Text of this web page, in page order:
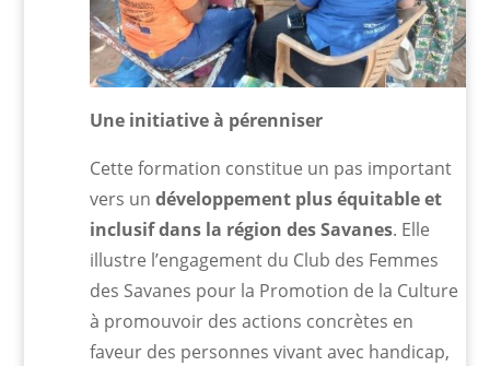
Une initiative à pérenniser
Cette formation constitue un pas important
vers undéveloppement plus équitable et
inclusif dans la région des Savanes. Elle
illustre l’engagement du Club des Femmes
des Savanes pour la Promotion de la Culture
à promouvoir des actions concrètes en
faveur des personnes vivant avec handicap,